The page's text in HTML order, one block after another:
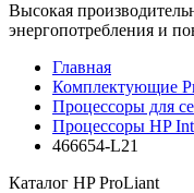
Высокая
энергопотребления и
Главная
Комплектующие
Процессоры для
Процессоры HP
466654-L21
Каталог HP ProLiant